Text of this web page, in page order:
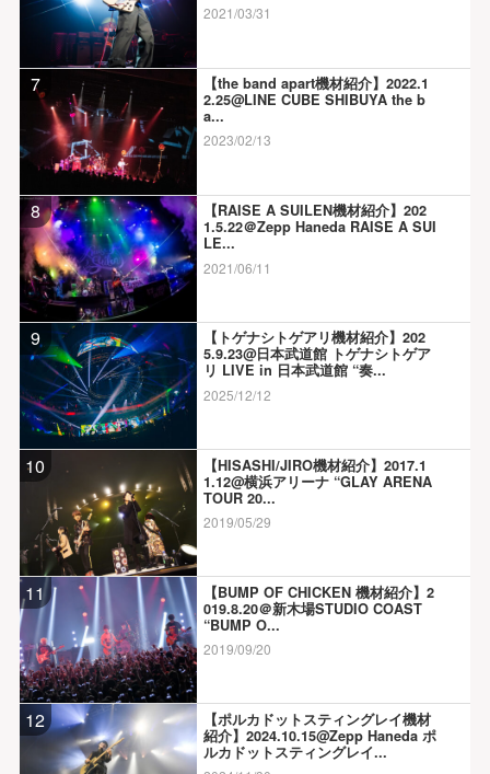
2021/03/31
7
【the band apart機材紹介】2022.1
2.25@LINE CUBE SHIBUYA the b
a...
2023/02/13
8
【RAISE A SUILEN機材紹介】202
1.5.22＠Zepp Haneda RAISE A SUI
LE...
2021/06/11
9
【トゲナシトゲアリ機材紹介】202
5.9.23@日本武道館 トゲナシトゲア
リ LIVE in 日本武道館 “奏...
2025/12/12
10
【HISASHI/JIRO機材紹介】2017.1
1.12@横浜アリーナ “GLAY ARENA
TOUR 20...
2019/05/29
11
【BUMP OF CHICKEN 機材紹介】2
019.8.20＠新木場STUDIO COAST
“BUMP O...
2019/09/20
12
【ポルカドットスティングレイ機材
紹介】2024.10.15@Zepp Haneda ポ
ルカドットスティングレイ...